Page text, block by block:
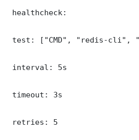
healthcheck:
test: ["CMD", "redis-cli",
interval: 5s
timeout: 3s
retries: 5